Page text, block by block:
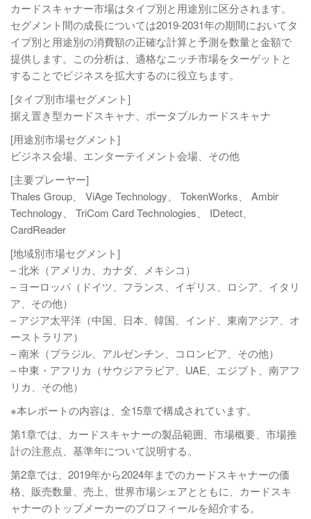
カードスキャナー市場はタイプ別と用途別に区分されます。
セグメント間の成長については2019-2031年の期間においてタ
イプ別と用途別の消費額の正確な計算と予測を数量と金額で
提供します。この分析は、適格なニッチ市場をターゲットと
することでビジネスを拡大するのに役立ちます。
[タイプ別市場セグメント]
据え置き型カードスキャナ、ポータブルカードスキャナ
[用途別市場セグメント]
ビジネス会場、エンターテイメント会場、その他
[主要プレーヤー]
Thales Group、 ViAge Technology、 TokenWorks、 Ambir
Technology、 TriCom Card Technologies、 IDetect、
CardReader
[地域別市場セグメント]
– 北米（アメリカ、カナダ、メキシコ）
– ヨーロッパ（ドイツ、フランス、イギリス、ロシア、イタリ
ア、その他）
– アジア太平洋（中国、日本、韓国、インド、東南アジア、オ
ーストラリア）
– 南米（ブラジル、アルゼンチン、コロンビア、その他）
– 中東・アフリカ（サウジアラビア、UAE、エジプト、南アフ
リカ、その他）
※本レポートの内容は、全15章で構成されています。
第1章では、カードスキャナーの製品範囲、市場概要、市場推
計の注意点、基準年について説明する。
第2章では、2019年から2024年までのカードスキャナーの価
格、販売数量、売上、世界市場シェアとともに、カードスキ
ャナーのトップメーカーのプロフィールを紹介する。